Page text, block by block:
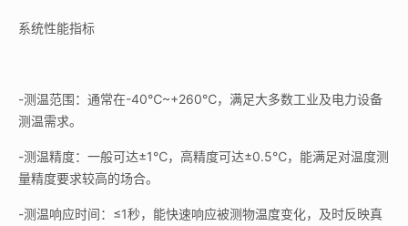
系统性能指标
-测温范围：通常在-40℃~+260℃，满足大多数工业及电力设备
测温需求。
-测温精度：一般可达±1℃，高精度可达±0.5℃，能满足对温度测
量精度要求较高的场合。
-测温响应时间：≤1秒，能快速响应被测物温度变化，及时反映真